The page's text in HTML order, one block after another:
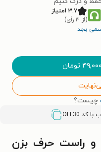
۳.۷ امتیاز
(از ۳ رأی)
بجد
۴۹,۰۰۰ تومان
چیست؟
OFF30
و راست حرف بزن